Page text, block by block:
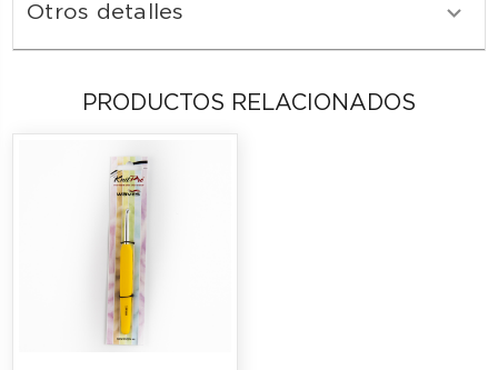
Otros detalles
PRODUCTOS RELACIONADOS